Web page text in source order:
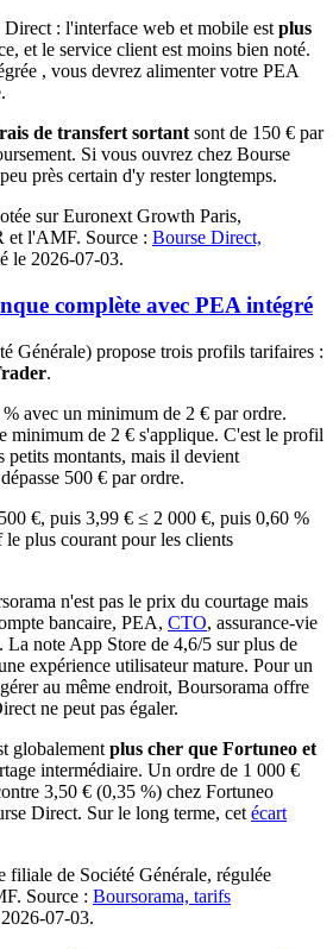
: l'interface web et mobile estplus
et le service client est moins bien noté.
, vous devrez alimenter votre PEA
de transfert sortantsont de 150 € par
Si vous ouvrez chez Bourse
près certain d'y rester longtemps.
sur Euronext Growth Paris,
et l'AMF. Source : Bourse Direct,
le 2026-07-03.
complète avec PEA intégré
Générale) propose trois profils tarifaires :
.
% avec un minimum de 2 € par ordre.
minimum de 2 € s'applique. C'est le profil
petits montants, mais il devient
500 € par ordre.
€, puis 3,99 € ≤ 2 000 €, puis 0,60 %
plus courant pour les clients
n'est pas le prix du courtage mais
bancaire, PEA, CTO, assurance-vie
La note App Store de 4,6/5 sur plus de
expérience utilisateur mature. Pour un
au même endroit, Boursorama offre
ne peut pas égaler.
globalement plus cher que Fortuneo et
intermédiaire. Un ordre de 1 000 €
3,50 € (0,35 %) chez Fortuneo
Direct. Sur le long terme, cet écart
filiale de Société Générale, régulée
Source : Boursorama, tarifs
07-03.